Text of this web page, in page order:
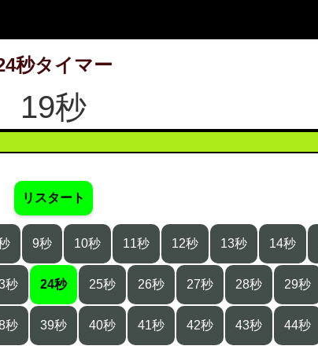
秒タイマー
19秒
リスタート
9秒 10秒 11秒 12秒 13秒 14秒
秒 24秒 25秒 26秒 27秒 28秒 29秒
秒 39秒 40秒 41秒 42秒 43秒 44秒